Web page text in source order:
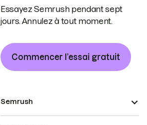
Essayez Semrush pendant sept
jours. Annulez à tout moment.
Commencer l’essai gratuit
Semrush